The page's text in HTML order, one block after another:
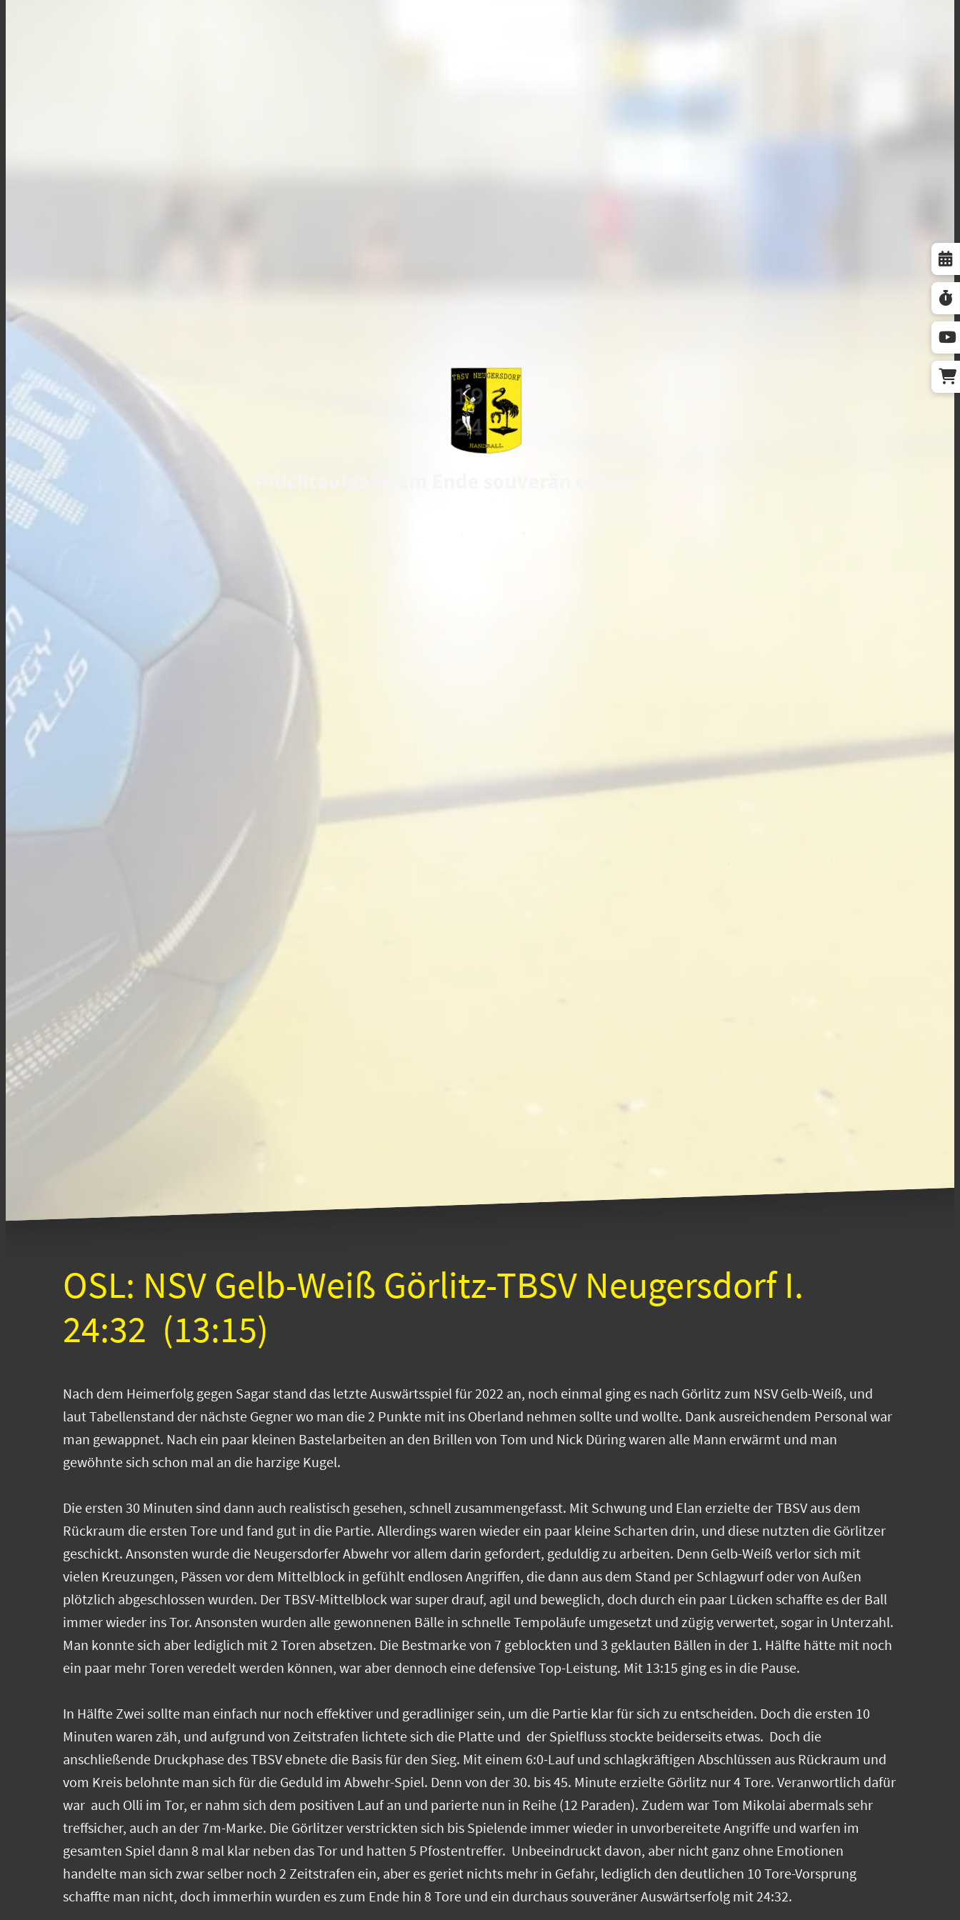
Pflichtaufgabe am Ende souverän erfüllt
OSL: NSV Gelb-Weiß Görlitz-TBSV Neugersdorf I.
24:32 (13:15)
Nach dem Heimerfolg gegen Sagar stand das letzte Auswärtsspiel für 2022 an, noch einmal ging es nach Görlitz zum NSV Gelb-Weiß, und
laut Tabellenstand der nächste Gegner wo man die 2 Punkte mit ins Oberland nehmen sollte und wollte. Dank ausreichendem Personal war
man gewappnet. Nach ein paar kleinen Bastelarbeiten an den Brillen von Tom und Nick Düring waren alle Mann erwärmt und man
gewöhnte sich schon mal an die harzige Kugel.
Die ersten 30 Minuten sind dann auch realistisch gesehen, schnell zusammengefasst. Mit Schwung und Elan erzielte der TBSV aus dem
Rückraum die ersten Tore und fand gut in die Partie. Allerdings waren wieder ein paar kleine Scharten drin, und diese nutzten die Görlitzer
geschickt. Ansonsten wurde die Neugersdorfer Abwehr vor allem darin gefordert, geduldig zu arbeiten. Denn Gelb-Weiß verlor sich mit
vielen Kreuzungen, Pässen vor dem Mittelblock in gefühlt endlosen Angriffen, die dann aus dem Stand per Schlagwurf oder von Außen
plötzlich abgeschlossen wurden. Der TBSV-Mittelblock war super drauf, agil und beweglich, doch durch ein paar Lücken schaffte es der Ball
immer wieder ins Tor. Ansonsten wurden alle gewonnenen Bälle in schnelle Tempoläufe umgesetzt und zügig verwertet, sogar in Unterzahl.
Man konnte sich aber lediglich mit 2 Toren absetzen. Die Bestmarke von 7 geblockten und 3 geklauten Bällen in der 1. Hälfte hätte mit noch
ein paar mehr Toren veredelt werden können, war aber dennoch eine defensive Top-Leistung. Mit 13:15 ging es in die Pause.
In Hälfte Zwei sollte man einfach nur noch effektiver und geradliniger sein, um die Partie klar für sich zu entscheiden. Doch die ersten 10
Minuten waren zäh, und aufgrund von Zeitstrafen lichtete sich die Platte und der Spielfluss stockte beiderseits etwas. Doch die
anschließende Druckphase des TBSV ebnete die Basis für den Sieg. Mit einem 6:0-Lauf und schlagkräftigen Abschlüssen aus Rückraum und
vom Kreis belohnte man sich für die Geduld im Abwehr-Spiel. Denn von der 30. bis 45. Minute erzielte Görlitz nur 4 Tore. Veranwortlich dafür
war auch Olli im Tor, er nahm sich dem positiven Lauf an und parierte nun in Reihe (12 Paraden). Zudem war Tom Mikolai abermals sehr
treffsicher, auch an der 7m-Marke. Die Görlitzer verstrickten sich bis Spielende immer wieder in unvorbereitete Angriffe und warfen im
gesamten Spiel dann 8 mal klar neben das Tor und hatten 5 Pfostentreffer. Unbeeindruckt davon, aber nicht ganz ohne Emotionen
handelte man sich zwar selber noch 2 Zeitstrafen ein, aber es geriet nichts mehr in Gefahr, lediglich den deutlichen 10 Tore-Vorsprung
schaffte man nicht, doch immerhin wurden es zum Ende hin 8 Tore und ein durchaus souveräner Auswärtserfolg mit 24:32.